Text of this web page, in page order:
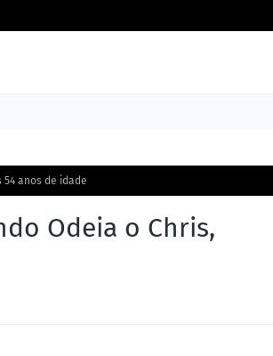
54 anos de idade
Odeia o Chris,